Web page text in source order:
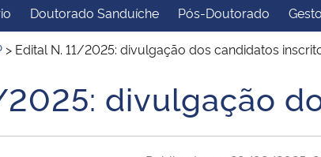
Desenvolvimento Regional
União
Doutorado Sanduíche Pós-Doutorado
> Edital N. 11/2025: divulgação dos candidatos
2025: divulgação